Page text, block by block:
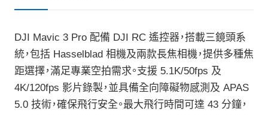
DJI Mavic 3 Pro 配備 DJI RC 遙控器，搭載三鏡頭系
統，包括 Hasselblad 相機及兩款長焦相機，提供多種焦
距選擇，滿足專業空拍需求。支援 5.1K/50fps 及
4K/120fps 影片錄製，並具備全向障礙物感測及 APAS
5.0 技術，確保飛行安全。最大飛行時間可達 43 分鐘，